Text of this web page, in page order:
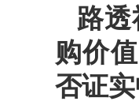
路
购价
否证